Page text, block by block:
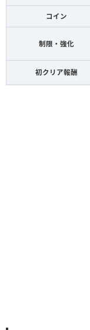
コイン
制限・強化
初クリア報酬